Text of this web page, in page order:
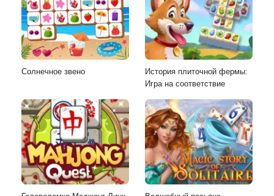
Солнечное звено
История плиточной фермы:
Игра на соответствие